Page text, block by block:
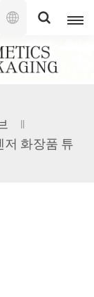
의
저 화장품 튜